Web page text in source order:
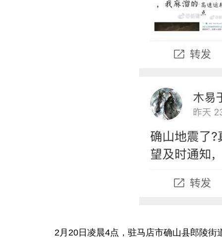
2月20日凌晨4点，驻马店市确山县郎陵街道